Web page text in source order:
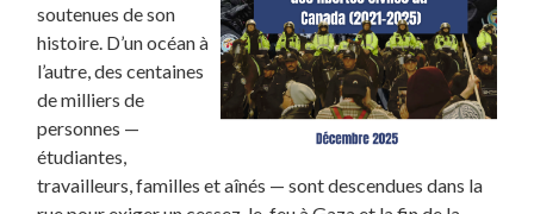
soutenues de son
histoire. D’un océan à
l’autre, des centaines
de milliers de
personnes —
étudiantes,
travailleurs, familles et aînés — sont descendues dans la